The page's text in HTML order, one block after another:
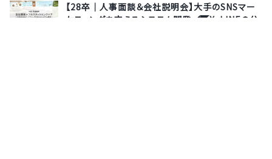
【28卒｜人事面談＆会社説明会】大手のSNSマー
ケティングを支えるシステム開発◢◤X・LINEの公